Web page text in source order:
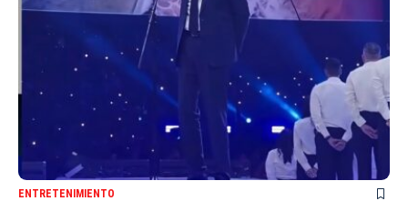
ENTRETENIMIENTO